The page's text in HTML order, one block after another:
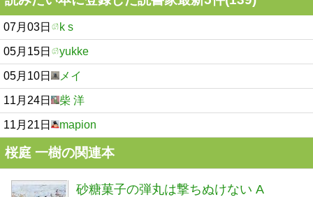
07月03日 k s
05月15日 yukke
05月10日 メイ
11月24日 柴 洋
11月21日 mapion
桜庭 一樹の関連本
砂糖菓子の弾丸は撃ちぬけない A